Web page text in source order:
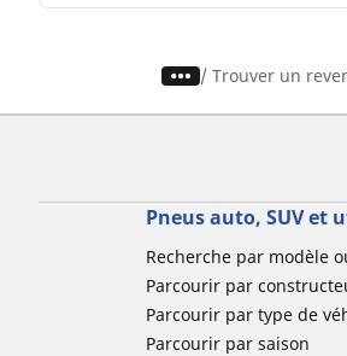
/ Trouver un
Pneus auto, SUV et
Recherche par modèle
Parcourir par
Parcourir par type de
Parcourir par saison